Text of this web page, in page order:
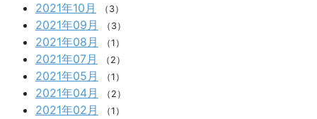
2021年10月 （3）
2021年09月 （3）
2021年08月 （1）
2021年07月 （2）
2021年05月 （1）
2021年04月 （2）
2021年02月 （1）